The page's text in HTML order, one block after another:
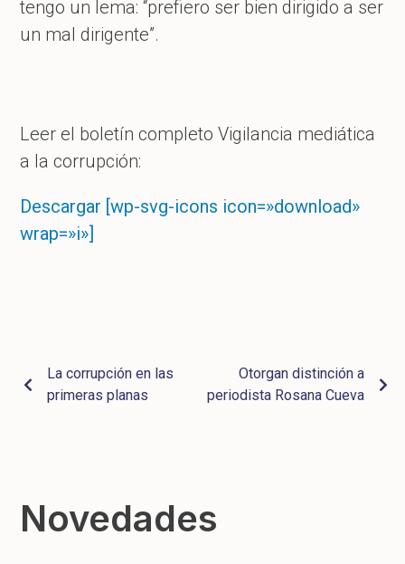
tengo un lema: “prefiero ser bien dirigido a ser
un mal dirigente”.
Leer el boletín completo Vigilancia mediática
a la corrupción:
Descargar [wp-svg-icons icon=»download»
wrap=»i»]
La corrupción en las
primeras planas
Otorgan distinción a
periodista Rosana Cueva
Novedades